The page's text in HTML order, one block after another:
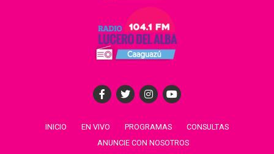
INICIO EN VIVO PROGRAMAS
CONSULTAS
ANUNCIE CON NOSOTROS